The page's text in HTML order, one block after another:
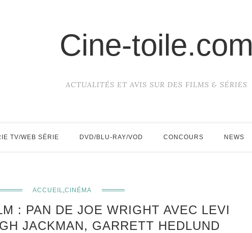
Cine-toile.com
ACTUALITÉS ET AVIS SUR DES FILMS & SÉRIES
TV/WEB SÉRIE DVD/BLU-RAY/VOD CONCOURS NEWS
ACCUEIL,CINÉMA
: PAN DE JOE WRIGHT AVEC LEVI
JACKMAN, GARRETT HEDLUND